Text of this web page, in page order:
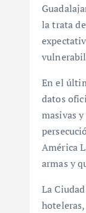
la trata
En el
datos
masivas
América
armas y
La